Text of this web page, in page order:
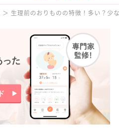
生理前のおりものの特徴！多い？少